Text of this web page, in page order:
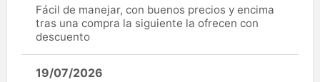
Fácil de manejar, con buenos precios y encima
tras una compra la siguiente la ofrecen con
descuento
19/07/2026